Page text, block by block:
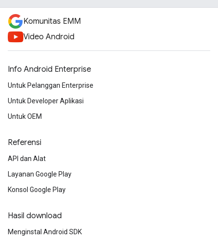
Komunitas EMM
Video Android
Info Android Enterprise
Untuk Pelanggan Enterprise
Untuk Developer Aplikasi
Untuk OEM
Referensi
API dan Alat
Layanan Google Play
Konsol Google Play
Hasil download
Menginstal Android SDK